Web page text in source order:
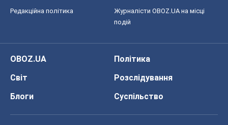
Редакційна політика
Журналісти OBOZ.UA на місці
подій
OBOZ.UA
Політика
Світ
Розслідування
Блоги
Суспільство